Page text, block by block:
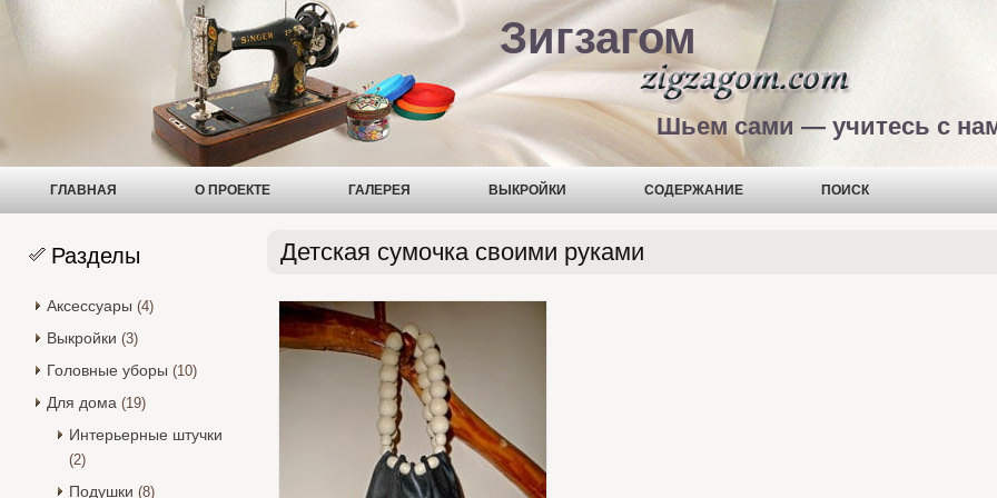
Зигзагом
Шьем сами — учитесь с
ГЛАВНАЯ О ПРОЕКТЕ ГАЛЕРЕЯ ВЫКРОЙКИ СОДЕРЖАНИЕ ПОИСК
Разделы
Аксессуары (4)
Выкройки (3)
Головные уборы (10)
Для дома (19)
Интерьерные штучки
(2)
Подушки (8)
Детская сумочка своими руками